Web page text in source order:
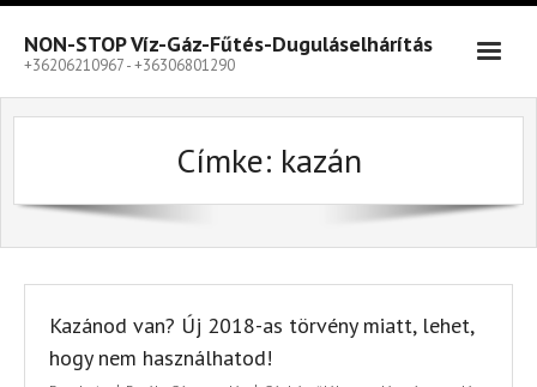
Skip
content
NON-STOP Víz-Gáz-Fűtés-Duguláselhárítás
+36206210967 - +36306801290
Címke: kazán
Kazánod van? Új 2018-as törvény miatt, lehet,
hogy nem használhatod!